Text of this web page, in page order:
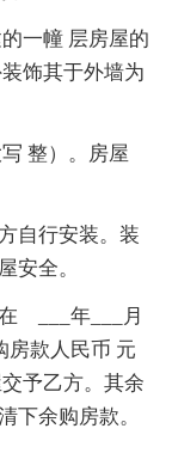
一幢 层房屋的
饰其于外墙为
整）。房屋
自行安装。装
安全。
___年___月
房款人民币 元
予乙方。其余
下余购房款。